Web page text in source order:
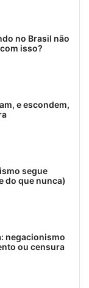
no Brasil não
isso?
e escondem,
segue
do que nunca)
negacionismo
ou censura